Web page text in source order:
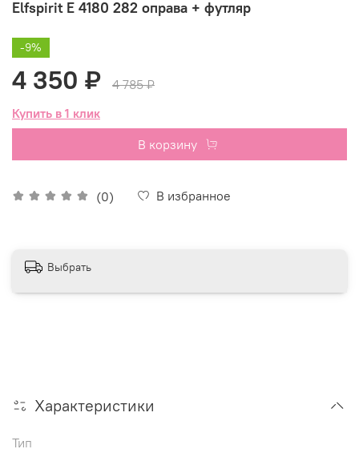
Elfspirit E 4180 282 оправа + футляр
(0) В избранное
-9%
4 350 ₽
4 785 ₽
Купить в 1 клик
В корзину
Выбрать
Характеристики
Тип